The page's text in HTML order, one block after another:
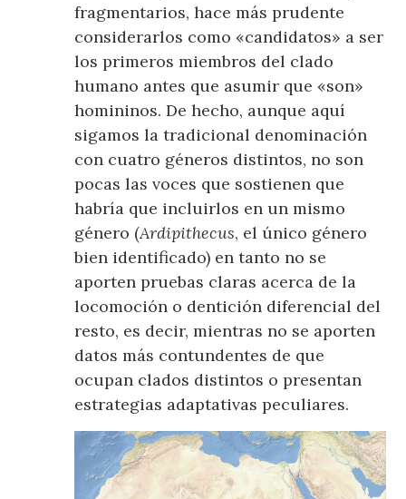
fragmentarios, hace más prudente
considerarlos como «candidatos» a ser
los primeros miembros del clado
humano antes que asumir que «son»
homininos. De hecho, aunque aquí
sigamos la tradicional denominación
con cuatro géneros distintos, no son
pocas las voces que sostienen que
habría que incluirlos en un mismo
género (Ardipithecus, el único género
bien identificado) en tanto no se
aporten pruebas claras acerca de la
locomoción o dentición diferencial del
resto, es decir, mientras no se aporten
datos más contundentes de que
ocupan clados distintos o presentan
estrategias adaptativas peculiares.